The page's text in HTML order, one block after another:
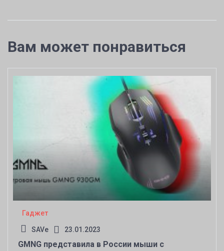
Вам может понравиться
Гаджет
SAVe 23.01.2023
GMNG представила в России мыши с